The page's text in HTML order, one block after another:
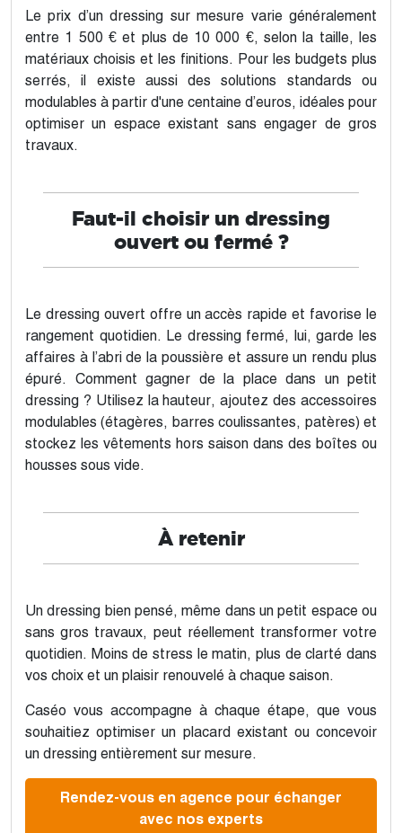
Le prix d’un dressing sur mesure varie généralement
entre 1 500 € et plus de 10 000 €, selon la taille, les
matériaux choisis et les finitions. Pour les budgets plus
serrés, il existe aussi des solutions standards ou
modulables à partir d'une centaine d’euros, idéales pour
optimiser un espace existant sans engager de gros
travaux.
Faut-il choisir un dressing
ouvert ou fermé ?
Le dressing ouvert offre un accès rapide et favorise le
rangement quotidien. Le dressing fermé, lui, garde les
affaires à l’abri de la poussière et assure un rendu plus
épuré. Comment gagner de la place dans un petit
dressing ? Utilisez la hauteur, ajoutez des accessoires
modulables (étagères, barres coulissantes, patères) et
stockez les vêtements hors saison dans des boîtes ou
housses sous vide.
À retenir
Un dressing bien pensé, même dans un petit espace ou
sans gros travaux, peut réellement transformer votre
quotidien. Moins de stress le matin, plus de clarté dans
vos choix et un plaisir renouvelé à chaque saison.
Caséo vous accompagne à chaque étape, que vous
souhaitiez optimiser un placard existant ou concevoir
un dressing entièrement sur mesure.
Rendez-vous en agence pour échanger
avec nos experts